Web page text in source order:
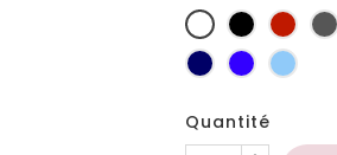
BlancNoir
MarineBleu
roi
Bleu
Quantité